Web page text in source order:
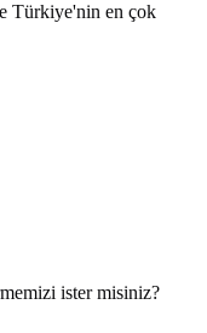
Türkiye'nin en çok
ister misiniz?